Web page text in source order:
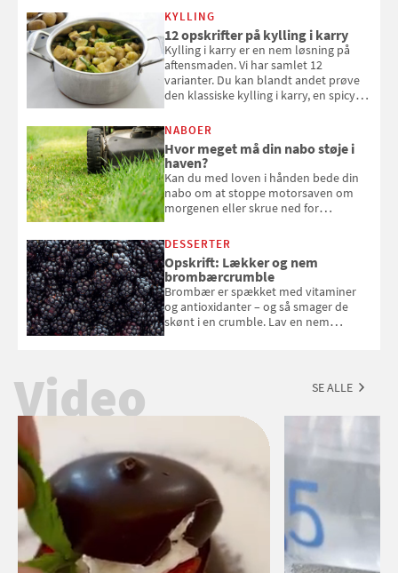
forvandle Vadehavet. Her er de 10
danske steder på UNESCO's
verdensarvsliste
KYLLING
12 opskrifter på kylling i karry
Kylling i karry er en nem løsning på
aftensmaden. Vi har samlet 12
varianter. Du kan blandt andet prøve
den klassiske kylling i karry, en spicy
Velbekomme!
NABOER
Hvor meget må din nabo støje i
haven?
Kan du med loven i hånden bede din
nabo om at stoppe motorsaven om
morgenen eller skrue ned for
svar her
DESSERTER
Opskrift: Lækker og nem
brombærcrumble
Brombær er spækket med vitaminer
og antioxidanter – og så smager de
skønt i en crumble. Lav en nem
Video SE ALLE